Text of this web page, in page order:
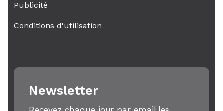
Publicité
Conditions d'utilisation
Newsletter